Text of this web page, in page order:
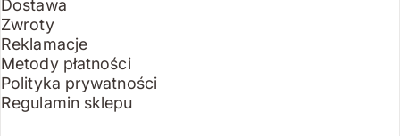
Dostawa
Zwroty
Reklamacje
Metody płatności
Polityka prywatności
Regulamin sklepu